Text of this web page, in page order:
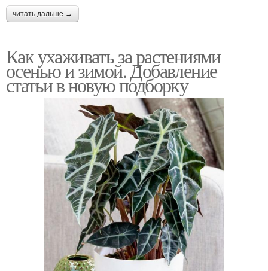
читать дальше →
Как ухаживать за растениями
осенью и зимой. Добавление
статьи в новую подборку